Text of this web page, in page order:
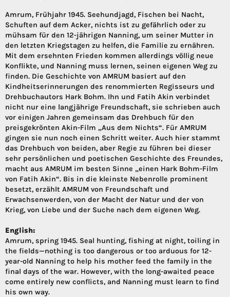
Amrum, Frühjahr 1945. Seehundjagd, Fischen bei Nacht,
Schuften auf dem Acker, nichts ist zu gefährlich oder zu
mühsam für den 12-jährigen Nanning, um seiner Mutter in
den letzten Kriegstagen zu helfen, die Familie zu ernähren.
Mit dem ersehnten Frieden kommen allerdings völlig neue
Konflikte, und Nanning muss lernen, seinen eigenen Weg zu
finden. Die Geschichte von AMRUM basiert auf den
Kindheitserinnerungen des renommierten Regisseurs und
Drehbuchautors Hark Bohm. Ihn und Fatih Akin verbindet
nicht nur eine langjährige Freundschaft, sie schrieben auch
vor einigen Jahren gemeinsam das Drehbuch für den
preisgekrönten Akin-Film „Aus dem Nichts“. Für AMRUM
gingen sie nun noch einen Schritt weiter. Auch hier stammt
das Drehbuch von beiden, aber Regie zu führen bei dieser
sehr persönlichen und poetischen Geschichte des Freundes,
macht aus AMRUM im besten Sinne „einen Hark Bohm-Film
von Fatih Akin“. Bis in die kleinste Nebenrolle prominent
besetzt, erzählt AMRUM von Freundschaft und
Erwachsenwerden, von der Macht der Natur und der von
Krieg, von Liebe und der Suche nach dem eigenen Weg.
English:
Amrum, spring 1945. Seal hunting, fishing at night, toiling in
the fields—nothing is too dangerous or too arduous for 12-
year-old Nanning to help his mother feed the family in the
final days of the war. However, with the long-awaited peace
come entirely new conflicts, and Nanning must learn to find
his own way.